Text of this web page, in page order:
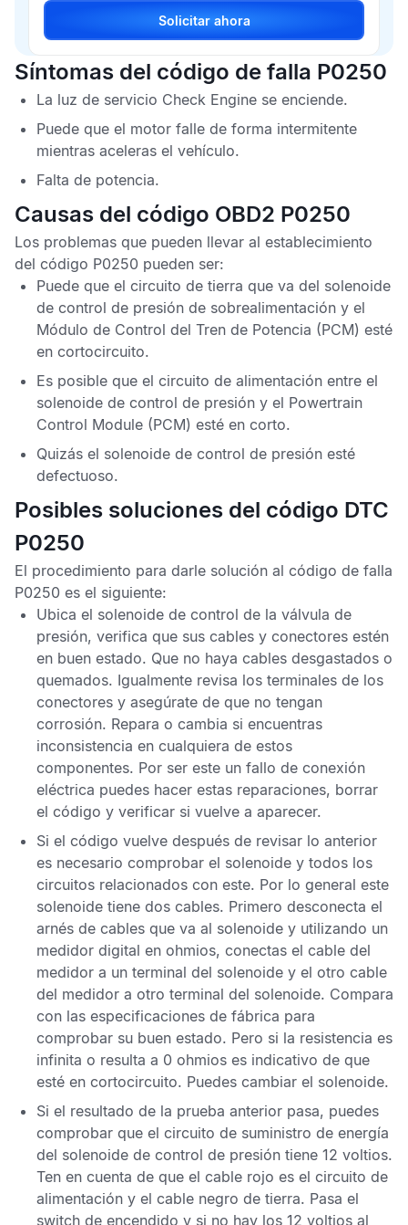
Solicitar ahora
Síntomas del código de falla P0250
La luz de servicio Check Engine se enciende.
Puede que el motor falle de forma intermitente
mientras aceleras el vehículo.
Falta de potencia.
Causas del código OBD2 P0250
Los problemas que pueden llevar al establecimiento
del código P0250 pueden ser:
Puede que el circuito de tierra que va del solenoide
de control de presión de sobrealimentación y el
Módulo de Control del Tren de Potencia (PCM) esté
en cortocircuito.
Es posible que el circuito de alimentación entre el
solenoide de control de presión y el Powertrain
Control Module (PCM) esté en corto.
Quizás el solenoide de control de presión esté
defectuoso.
Posibles soluciones del código DTC
P0250
El procedimiento para darle solución al código de falla
P0250 es el siguiente:
Ubica el solenoide de control de la válvula de
presión, verifica que sus cables y conectores estén
en buen estado. Que no haya cables desgastados o
quemados. Igualmente revisa los terminales de los
conectores y asegúrate de que no tengan
corrosión. Repara o cambia si encuentras
inconsistencia en cualquiera de estos
componentes. Por ser este un fallo de conexión
eléctrica puedes hacer estas reparaciones, borrar
el código y verificar si vuelve a aparecer.
Si el código vuelve después de revisar lo anterior
es necesario comprobar el solenoide y todos los
circuitos relacionados con este. Por lo general este
solenoide tiene dos cables. Primero desconecta el
arnés de cables que va al solenoide y utilizando un
medidor digital en ohmios, conectas el cable del
medidor a un terminal del solenoide y el otro cable
del medidor a otro terminal del solenoide. Compara
con las especificaciones de fábrica para
comprobar su buen estado. Pero si la resistencia es
infinita o resulta a 0 ohmios es indicativo de que
esté en cortocircuito. Puedes cambiar el solenoide.
Si el resultado de la prueba anterior pasa, puedes
comprobar que el circuito de suministro de energía
del solenoide de control de presión tiene 12 voltios.
Ten en cuenta de que el cable rojo es el circuito de
alimentación y el cable negro de tierra. Pasa el
switch de encendido y si no hay los 12 voltios al